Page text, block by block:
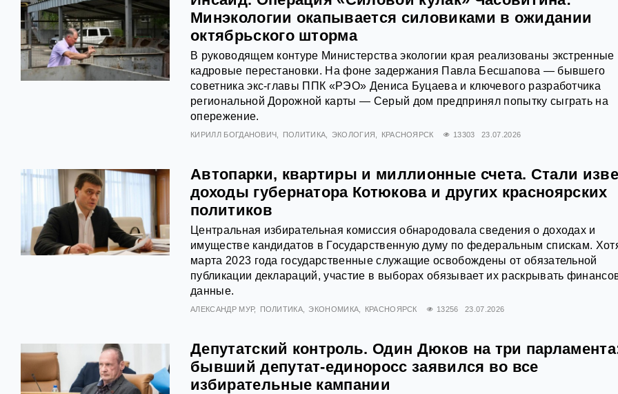
Минэкологии окапывается силовиками в ожидании
октябрьского шторма
В руководящем контуре Министерства экологии края реализованы экстренные
кадровые перестановки. На фоне задержания Павла Бесшапова — бывшего
советника экс-главы ППК «РЭО» Дениса Буцаева и ключевого разработчика
региональной Дорожной карты — Серый дом предпринял попытку сыграть на
опережение.
КИРИЛЛ БОГДАНОВИЧ ПОЛИТИКА ЭКОЛОГИЯ КРАСНОЯРСК 13303 23.07.2026
Автопарки, квартиры и миллионные счета. Стали
доходы губернатора Котюкова и других красноярских
политиков
Центральная избирательная комиссия обнародовала сведения о доходах и
имуществе кандидатов в Государственную думу по федеральным спискам.
марта 2023 года государственные служащие освобождены от обязательной
публикации деклараций, участие в выборах обязывает их раскрывать
данные.
АЛЕКСАНДР МУР ПОЛИТИКА ЭКОНОМИКА КРАСНОЯРСК 13256 23.07.2026
Депутатский контроль. Один Дюков на три
бывший депутат-единоросс заявился во все
избирательные кампании